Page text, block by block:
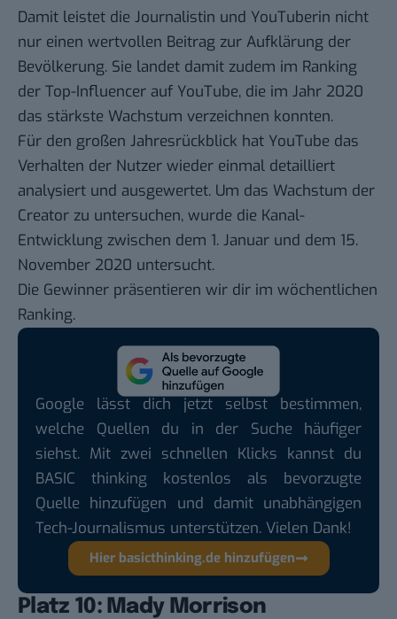
Damit leistet die Journalistin und YouTuberin nicht
nur einen wertvollen Beitrag zur Aufklärung der
Bevölkerung. Sie landet damit zudem im Ranking
der Top-Influencer auf YouTube, die im Jahr 2020
das stärkste Wachstum verzeichnen konnten.
Für den großen Jahresrückblick hat YouTube das
Verhalten der Nutzer wieder einmal detailliert
analysiert und ausgewertet. Um das Wachstum der
Creator zu untersuchen, wurde die Kanal-
Entwicklung zwischen dem 1. Januar und dem 15.
November 2020 untersucht.
Die Gewinner präsentieren wir dir im wöchentlichen
Ranking.
Google lässt dich jetzt selbst bestimmen,
welche Quellen du in der Suche häufiger
siehst. Mit zwei schnellen Klicks kannst du
BASIC thinking kostenlos als bevorzugte
Quelle hinzufügen und damit unabhängigen
Tech-Journalismus unterstützen. Vielen Dank!
Hier basicthinking.de hinzufügen
Platz 10: Mady Morrison